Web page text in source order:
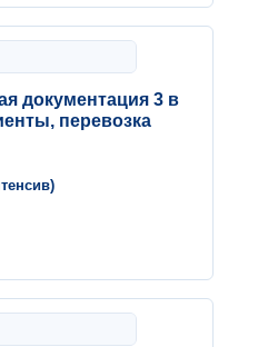
документация 3 в
перевозка